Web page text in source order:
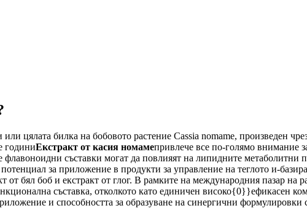
цялата билка на бобовото растение Cassia nomame, произведен
годиниЕкстракт от касия номамепривлече все по-голямо внимание
съставки могат да повлияят на липидните метаболитни
за приложение в продукти за управление на теглото и-
от бял боб и екстракт от глог. В рамките на международния пазар на
съставка, отколкото като единичен високо{0}}ефикасен
и способността за образуване на синергични